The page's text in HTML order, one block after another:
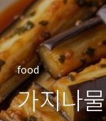
food
가지나물